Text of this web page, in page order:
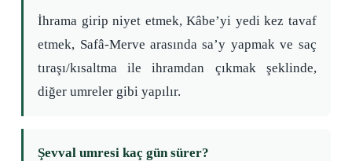
İhrama girip niyet etmek, Kâbe’yi yedi kez tavaf
etmek, Safâ-Merve arasında sa’y yapmak ve saç
tıraşı/kısaltma ile ihramdan çıkmak şeklinde,
diğer umreler gibi yapılır.
Şevval umresi kaç gün sürer?